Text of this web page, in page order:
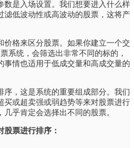
数是入场设置。我们想要进入什么样
滤低波动性或高波动的股票，这将产
价格来区分股票。如果你建立一个交
系统，会筛选出非常不同的标的，
事情也适用于低成交量和高成交量的
序，这是系统的重要组成部分。我们
买或超卖强或弱趋势等来对股票进行
乎肯定会选择出不同的股票。
股票进行排序：